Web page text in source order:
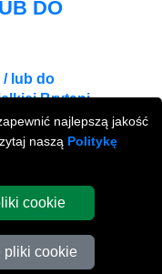
najlepszą jakość
naszą Politykę
cookie
pliki cookie
DO
/ lub do
Brytani.